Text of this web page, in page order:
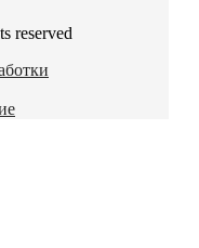
reserved